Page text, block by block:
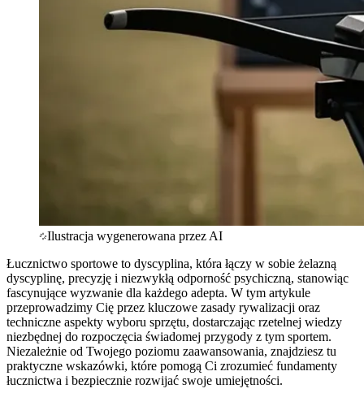
Ilustracja wygenerowana przez AI
Łucznictwo sportowe to dyscyplina, która łączy w sobie żelazną
dyscyplinę, precyzję i niezwykłą odporność psychiczną, stanowiąc
fascynujące wyzwanie dla każdego adepta. W tym artykule
przeprowadzimy Cię przez kluczowe zasady rywalizacji oraz
techniczne aspekty wyboru sprzętu, dostarczając rzetelnej wiedzy
niezbędnej do rozpoczęcia świadomej przygody z tym sportem.
Niezależnie od Twojego poziomu zaawansowania, znajdziesz tu
praktyczne wskazówki, które pomogą Ci zrozumieć fundamenty
łucznictwa i bezpiecznie rozwijać swoje umiejętności.